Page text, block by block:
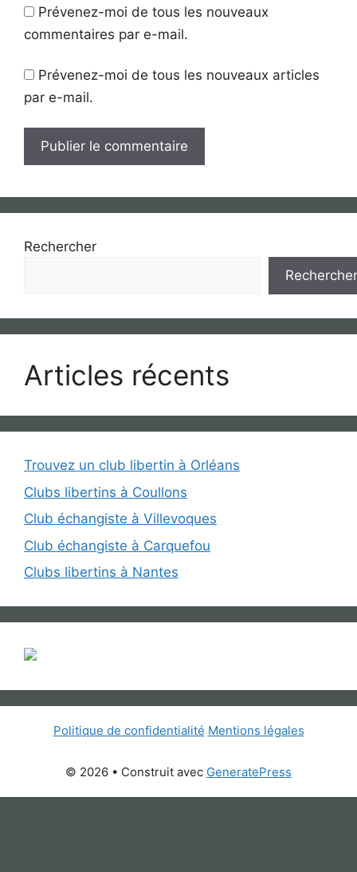
Prévenez-moi de tous les nouveaux
commentaires par e-mail.
Prévenez-moi de tous les nouveaux articles
par e-mail.
Rechercher
Rechercher
Articles récents
Trouvez un club libertin à Orléans
Clubs libertins à Coullons
Club échangiste à Villevoques
Club échangiste à Carquefou
Clubs libertins à Nantes
Politique de confidentialité Mentions légales
© 2026 • Construit avec GeneratePress